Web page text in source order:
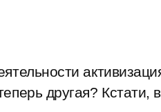
другая? Кстати,